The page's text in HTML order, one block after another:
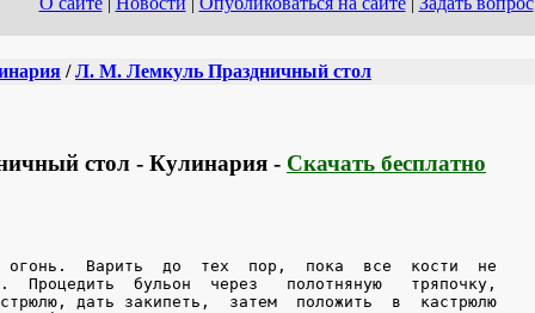
/Л. М. Лемкуль Праздничный стол
стол - Кулинария - Скачать бесплатно